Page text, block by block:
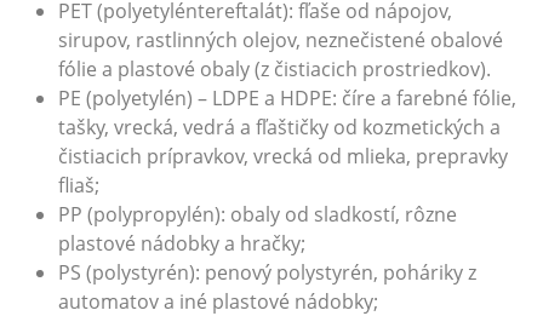
PET (polyetyléntereftalát): fľaše od nápojov,
sirupov, rastlinných olejov, neznečistené obalové
fólie a plastové obaly (z čistiacich prostriedkov).
PE (polyetylén) – LDPE a HDPE: číre a farebné fólie,
tašky, vrecká, vedrá a fľaštičky od kozmetických a
čistiacich prípravkov, vrecká od mlieka, prepravky
fliaš;
PP (polypropylén): obaly od sladkostí, rôzne
plastové nádobky a hračky;
PS (polystyrén): penový polystyrén, poháriky z
automatov a iné plastové nádobky;